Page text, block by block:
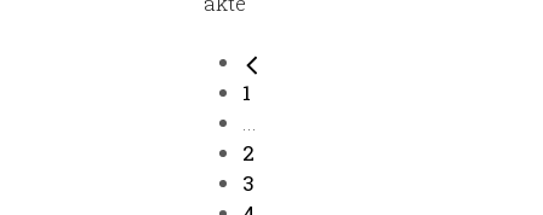
1
...
2
3